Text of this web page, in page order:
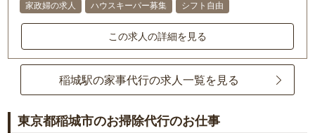
家政婦の求人
ハウスキーパー募集 シフト自由
この求人の詳細を見る
稲城駅の家事代行の求人一覧を見る
東京都稲城市のお掃除代行のお仕事